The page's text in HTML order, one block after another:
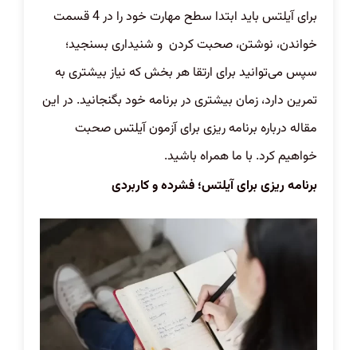
برای آیلتس باید ابتدا سطح مهارت خود را در 4 قسمت
خواندن، نوشتن، صحبت کردن و شنیداری بسنجید؛
سپس می‌توانید برای ارتقا هر بخش که نیاز بیشتری به
تمرین دارد، زمان بیشتری در برنامه خود بگنجانید. در این
مقاله درباره برنامه ریزی برای آزمون آیلتس صحبت
خواهیم کرد. با ما همراه باشید.
برنامه ریزی برای آیلتس؛ فشرده و کاربردی